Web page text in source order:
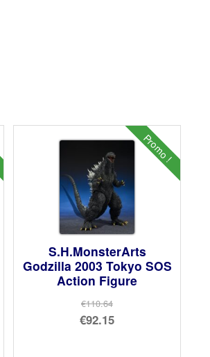
Promo !
S.H.MonsterArts
Godzilla 2003 Tokyo SOS
Action Figure
€110.64
Le
€92.15